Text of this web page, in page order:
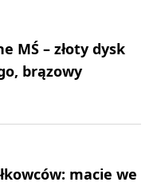
MŚ – złoty dysk
brązowy
macie we